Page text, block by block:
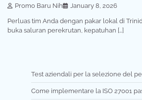
Promo Baru Nih January 8, 2026
Perluas tim Anda dengan pakar lokal di
buka saluran perekrutan, kepatuhan […]
Test aziendali per la selezione del
Come implementare la ISO 27001